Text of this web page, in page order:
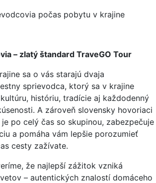
počas pobytu v krajine
– zlatý štandard TraveGO Tour
sa o vás starajú dvaja
sprievodca, ktorý sa v krajine
históriu, tradície aj každodenný
A zároveň slovensky hovoriaci
po celý čas so skupinou, zabezpečuje
a pomáha vám lepšie porozumieť
cesty zažívate.
že najlepší zážitok vzniká
– autentických znalostí domáceho